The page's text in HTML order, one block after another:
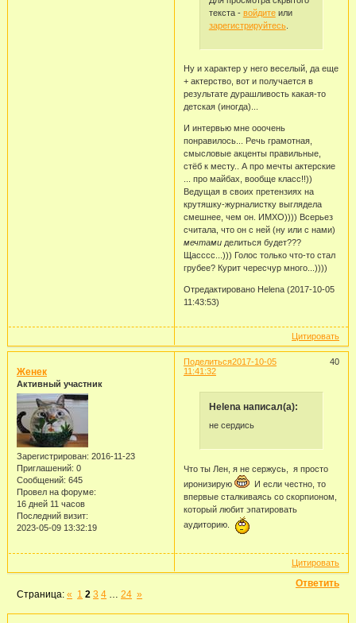
текста - войдитеили
зарегистрируйтесь.
Ну и характер у него веселый, да еще
+ актерство, вот и получается в
результате дурашливость какая-то
детская (иногда)...
И интервью мне ооочень
понравилось... Речь грамотная,
смысловые акценты правильные,
стёб к месту.. А про мечты актерские
... про майбах, вообще класс!!))
Ведущая в своих претензиях на
крутяшку-журналистку выглядела
смешнее, чем он. ИМХО)))) Всерьез
считала, что он с ней (ну или с нами)
мечтамиделиться будет???
Щасссс...))) Голос только что-то стал
грубее? Курит чересчур много...))))
Отредактировано Helena (2017-10-05
11:43:53)
Цитировать
Поделиться 40
2017-10-05
11:41:32
Женек
Активный участник
Зарегистрирован: 2016-11-23
Приглашений: 0
Сообщений: 645
Провел на форуме:
16 дней 11 часов
Последний визит:
2023-05-09 13:32:19
Helena написал(а):
не сердись
Что ты Лен, я не сержусь, я просто
иронизирую
И если честно, то
впервые сталкиваясь со скорпионом,
который любит эпатировать
аудиторию.
Цитировать
Ответить
Страница:« 1 2 3 4 … 24 »